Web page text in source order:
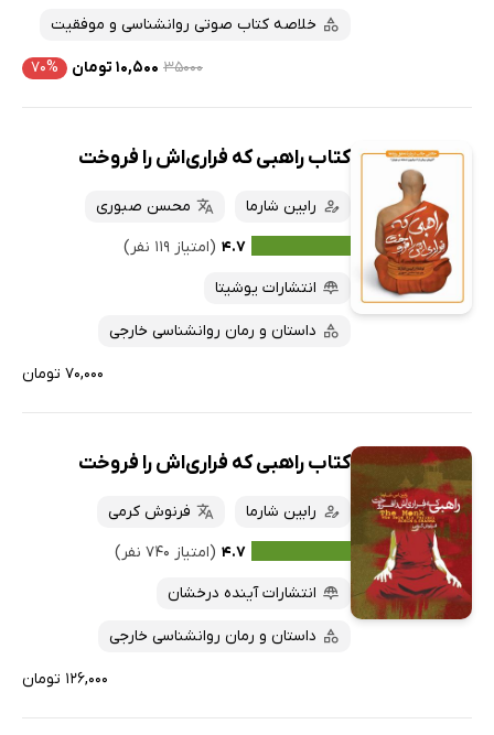
خلاصه کتاب صوتی روانشناسی و موفقیت
۳۵۰۰۰ ۱۰,۵۰۰ تومان ۷۰%
کتاب راهبی که فراری‌اش را فروخت
رابین شارما
محسن صبوری
۴.۷ (امتیاز ۱۱۹ نفر)
انتشارات یوشیتا
داستان و رمان روانشناسی خارجی
۷۰,۰۰۰ تومان
کتاب راهبی که فراری‌اش را فروخت
رابین شارما
فرنوش کرمی
۴.۷ (امتیاز ۷۴۰ نفر)
انتشارات آینده درخشان
داستان و رمان روانشناسی خارجی
۱۲۶,۰۰۰ تومان